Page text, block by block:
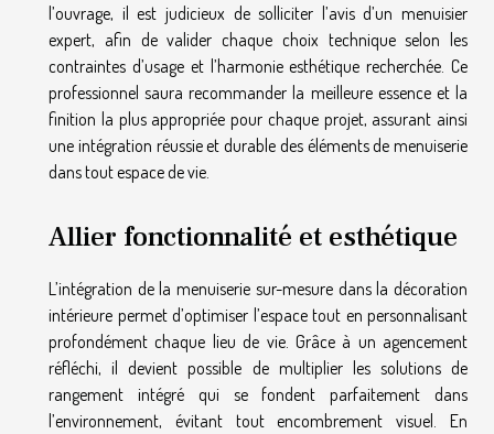
l’ouvrage, il est judicieux de solliciter l’avis d’un menuisier
expert, afin de valider chaque choix technique selon les
contraintes d’usage et l’harmonie esthétique recherchée. Ce
professionnel saura recommander la meilleure essence et la
finition la plus appropriée pour chaque projet, assurant ainsi
une intégration réussie et durable des éléments de menuiserie
dans tout espace de vie.
Allier fonctionnalité et esthétique
L’intégration de la menuiserie sur-mesure dans la décoration
intérieure permet d’optimiser l’espace tout en personnalisant
profondément chaque lieu de vie. Grâce à un agencement
réfléchi, il devient possible de multiplier les solutions de
rangement intégré qui se fondent parfaitement dans
l’environnement, évitant tout encombrement visuel. En